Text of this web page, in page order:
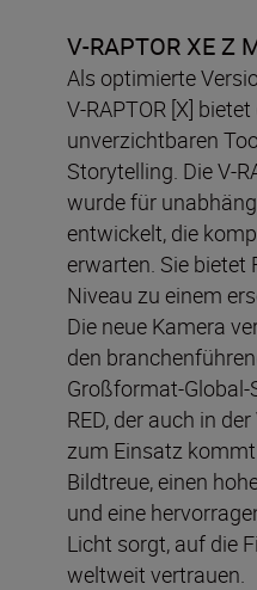
V-RAPTOR XE Z
Als optimierte
V-RAPTOR [X]
unverzichtbaren
Storytelling. Die V-
wurde für
entwickelt, die
erwarten. Sie bietet
Niveau zu einem
Die neue Kamera
den
Großformat-
RED, der auch in
zum Einsatz
Bildtreue, einen
und eine
Licht sorgt, auf die
weltweit vertrauen.